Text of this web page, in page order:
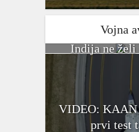
Vojna
Indija ne želi
VIDEO: KAAN
prvi test